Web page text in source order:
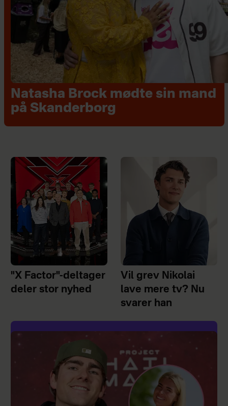
Natasha Brock mødte sin mand
på Skanderborg
"X Factor"-deltager
deler stor nyhed
Vil grev Nikolai
lave mere tv? Nu
svarer han